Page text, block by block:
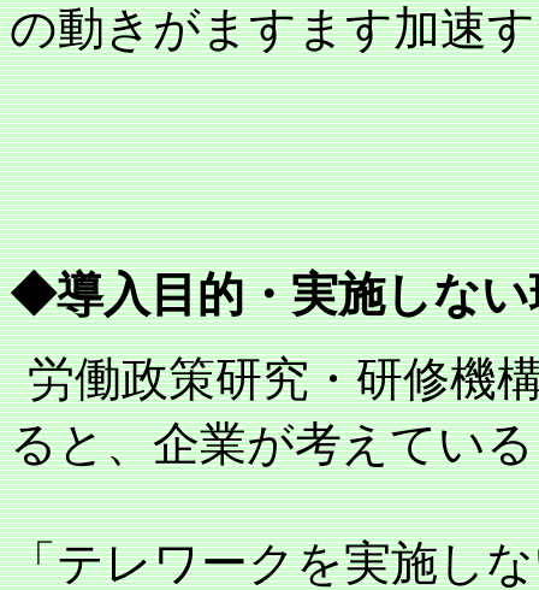
の動きがますます加速
◆導入目的・実施しない
労働政策研究・研修機
ると、企業が考えてい
「テレワークを実施し